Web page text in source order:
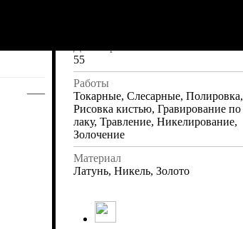
—
55
Работы
Токарные, Слесарные, Полировка,
Рисовка кистью, Гравирование по
лаку, Травление, Никелирование,
Золочение
Материал
Латунь, Никель, Золото